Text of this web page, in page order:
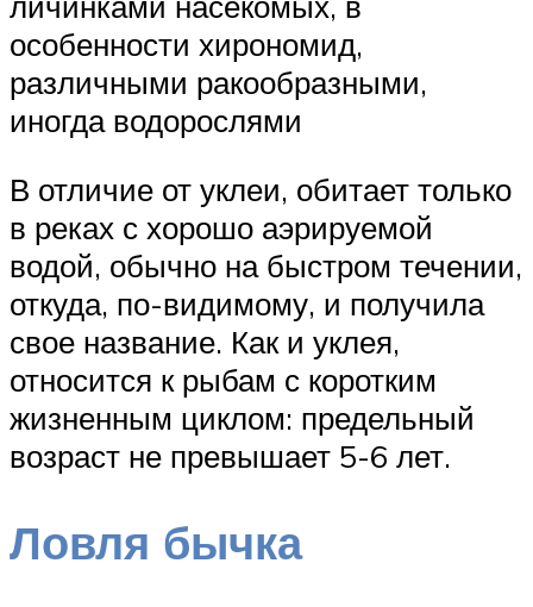
особенности хирономид,
различными ракообразными,
иногда водорослями
В отличие от уклеи, обитает только
в реках с хорошо аэрируемой
водой, обычно на быстром течении,
откуда, по-видимому, и получила
свое название. Как и уклея,
относится к рыбам с коротким
жизненным циклом: предельный
возраст не превышает 5-6 лет.
Ловля бычка